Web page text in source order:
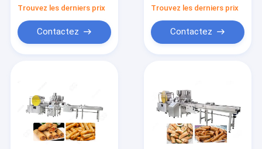
Trouvez les derniers prix
Contactez
Trouvez les derniers prix
Contactez